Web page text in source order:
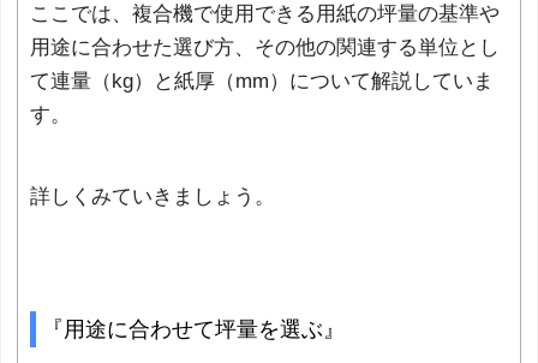
ここでは、複合機で使用できる用紙の坪量の基準や
用途に合わせた選び方、その他の関連する単位とし
て連量（kg）と紙厚（mm）について解説していま
す。
詳しくみていきましょう。
『用途に合わせて坪量を選ぶ』